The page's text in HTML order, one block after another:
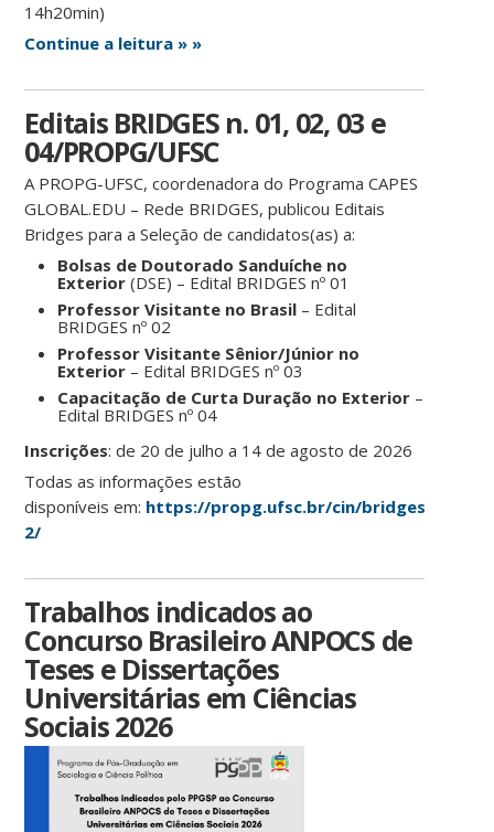
14h20min)
Continue a leitura » »
Editais BRIDGES n. 01, 02, 03 e
04/PROPG/UFSC
A PROPG-UFSC, coordenadora do Programa CAPES
GLOBAL.EDU – Rede BRIDGES, publicou Editais
Bridges para a Seleção de candidatos(as) a:
Bolsas de Doutorado Sanduíche no
Exterior (DSE) – Edital BRIDGES nº 01
Professor Visitante no Brasil – Edital
BRIDGES nº 02
Professor Visitante Sênior/Júnior no
Exterior – Edital BRIDGES nº 03
Capacitação de Curta Duração no Exterior –
Edital BRIDGES nº 04
Inscrições: de 20 de julho a 14 de agosto de 2026
Todas as informações estão
disponíveis em: https://propg.ufsc.br/cin/bridges/19672-
2/
Trabalhos indicados ao
Concurso Brasileiro ANPOCS de
Teses e Dissertações
Universitárias em Ciências
Sociais 2026